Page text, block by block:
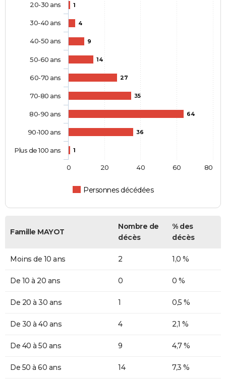
1
4
9
14
27
35
64
36
1
Personnes décédées
20-30 ans
30-40 ans
40-50 ans
50-60 ans
60-70 ans
70-80 ans
80-90 ans
90-100 ans
Plus de 100 ans
0 20 40 60 80
Famille MAYOT
Nombre de
décès
% des
décès
Moins de 10 ans 2 1,0 %
De 10 à 20 ans 0 0 %
De 20 à 30 ans 1 0,5 %
De 30 à 40 ans 4 2,1 %
De 40 à 50 ans 9 4,7 %
De 50 à 60 ans 14 7,3 %